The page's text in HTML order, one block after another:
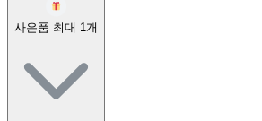
사은품 최대 1개